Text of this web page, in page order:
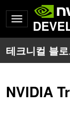
NVIDIA